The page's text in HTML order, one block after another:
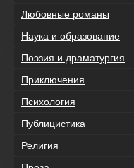
Любовные романы
Наука и образование
Поэзия и драматургия
Приключения
Психология
Публицистика
Религия